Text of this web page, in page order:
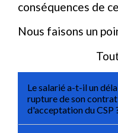
conséquences de
Nous faisons un
Le salarié a-t-il un
rupture de son
d'acceptation du CSP